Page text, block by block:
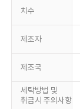
치수
제조자
제조국
세탁방법 및
취급시 주의사항